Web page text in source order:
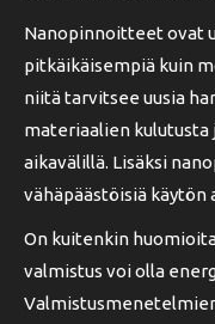
Nanopinnoitteet ovat
pitkäikäisempiä kuin
niitä tarvitsee uusia
materiaalien
aikavälillä. Lisäksi
vähäpäästöisiä käytön
On kuitenkin
valmistus voi olla